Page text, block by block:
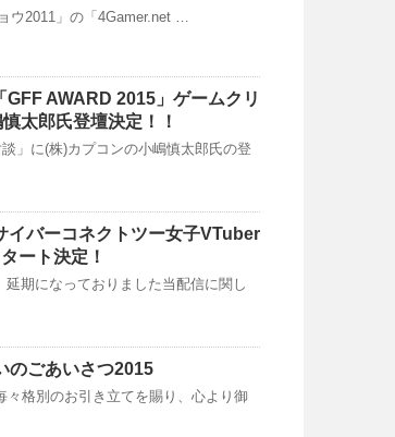
ウ2011」の「4Gamer.net …
AWARD 2015」ゲームクリ
太郎氏登壇決定！！
」に(株)カプコンの小嶋慎太郎氏の登
イバーコネクトツー女子VTuber
ート決定！
期になっておりました当配信に関し
のごあいさつ2015
格別のお引き立てを賜り、心より御